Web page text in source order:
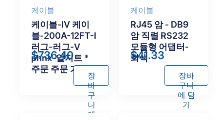
케이블
케이블-IV 케이
블-200A-12FT-I
러그-러그-V
phnx-알지트 *
주문 주문 가능
$736.40
장
바
구
니
에
케이블
RJ45 암 - DB9
암 직렬 RS232
모듈형 어댑터-
회색
$41.33
장바
구니
에 담
기